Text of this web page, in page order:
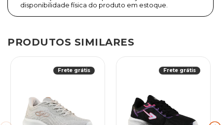
disponibilidade física do produto em estoque.
PRODUTOS SIMILARES
Frete grátis Frete grátis